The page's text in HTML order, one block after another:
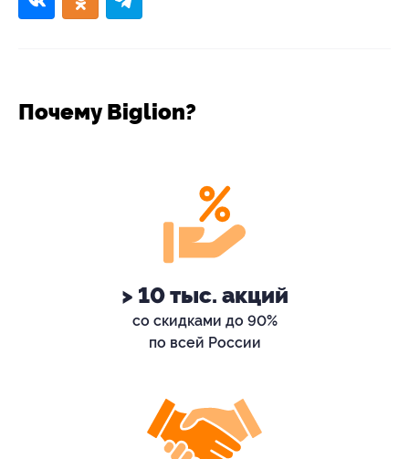
Почему Biglion?
> 10 тыс. акций
со скидками до 90%
по всей России